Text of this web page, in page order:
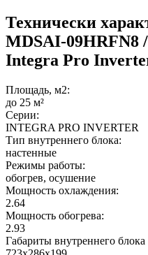
Технически
MDSAI-09HRFN8
Integra Pro
Площадь, м2:
до 25 м²
Серии:
INTEGRA PRO INVERTER
Тип внутреннего блока:
настенные
Режимы работы:
обогрев, осушение
Мощность охлаждения:
2.64
Мощность обогрева:
2.93
Габариты внутреннего